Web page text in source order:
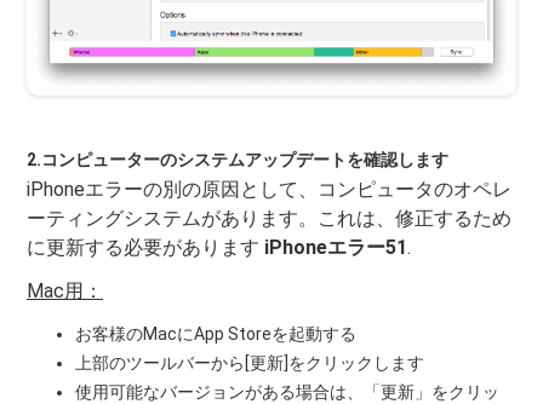
2.コンピューターのシステムアップデートを確認します
iPhoneエラーの別の原因として、コンピュータのオペレ
ーティングシステムがあります。これは、修正するため
に更新する必要があります iPhoneエラー51.
Mac用：
お客様のMacにApp Storeを起動する
上部のツールバーから[更新]をクリックします
使用可能なバージョンがある場合は、「更新」をクリッ